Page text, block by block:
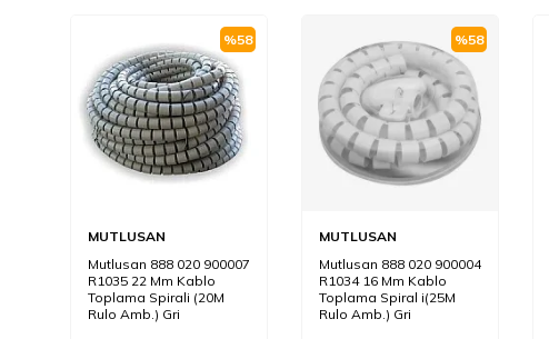
%58
MUTLUSAN
Mutlusan 888 020 900007
R1035 22 Mm Kablo
Toplama Spirali (20M
Rulo Amb.) Gri
%58
MUTLUSAN
Mutlusan 888 020 900004
R1034 16 Mm Kablo
Toplama Spiral i(25M
Rulo Amb.) Gri